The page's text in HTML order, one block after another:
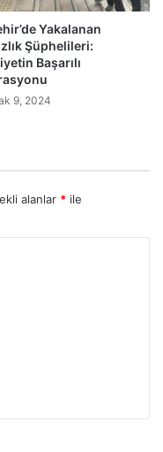
Yakalanan
Şüphelileri:
Başarılı
9, 2024
alanlar * ile